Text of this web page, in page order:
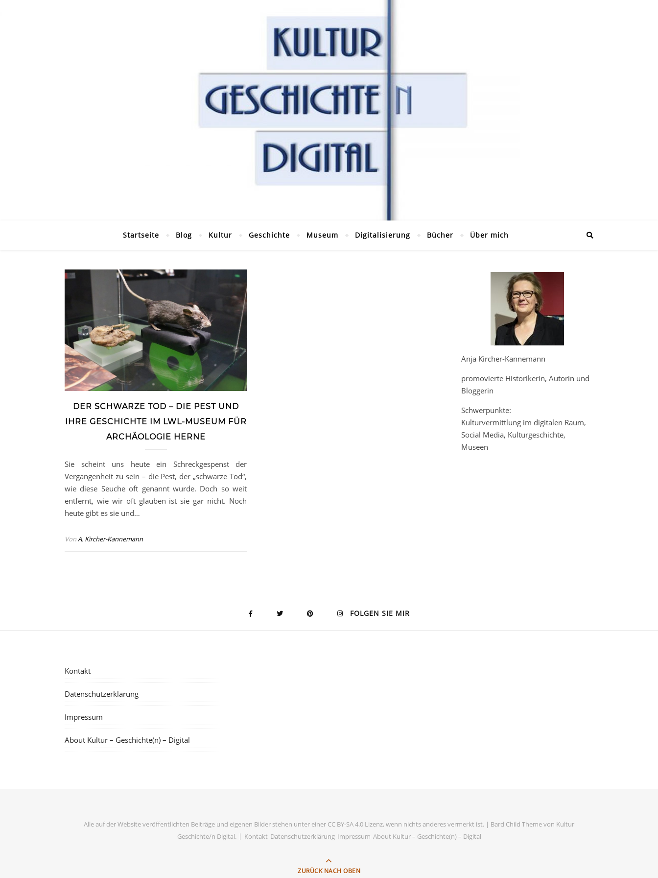
Startseite Blog Kultur Geschichte Museum Digitalisierung Bücher Über mich
DER SCHWARZE TOD – DIE PEST UND
IHRE GESCHICHTE IM LWL-MUSEUM FÜR
ARCHÄOLOGIE HERNE
Sie scheint uns heute ein Schreckgespenst der
Vergangenheit zu sein – die Pest, der „schwarze Tod“,
wie diese Seuche oft genannt wurde. Doch so weit
entfernt, wie wir oft glauben ist sie gar nicht. Noch
heute gibt es sie und…
VonA. Kircher-Kannemann
Anja Kircher-Kannemann
promovierte Historikerin, Autorin und
Bloggerin
Schwerpunkte:
Kulturvermittlung im digitalen Raum,
Social Media, Kulturgeschichte,
Museen
FOLGEN SIE MIR
Kontakt
Datenschutzerklärung
Impressum
About Kultur – Geschichte(n) – Digital
Alle auf der Website veröffentlichten Beiträge und eigenen Bilder stehen unter einer CC BY-SA 4.0 Lizenz, wenn nichts anderes vermerkt ist. | Bard Child Theme von Kultur
Geschichte/n Digital. Kontakt Datenschutzerklärung Impressum About Kultur – Geschichte(n) – Digital
ZURÜCK NACH OBEN